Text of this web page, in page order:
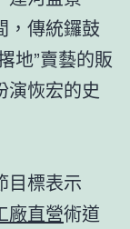
，傳統鑼鼓
地”賣藝的販
演恢宏的史
目標表示
廠直營術道